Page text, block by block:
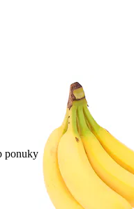
ponuky